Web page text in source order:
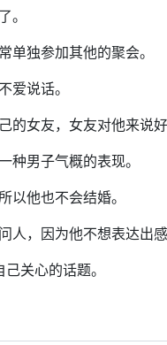
。
单独参加其他的聚会。
爱说话。
的女友，女友对他来说好
种男子气概的表现。
以他也不会结婚。
人，因为他不想表达出
关心的话题。